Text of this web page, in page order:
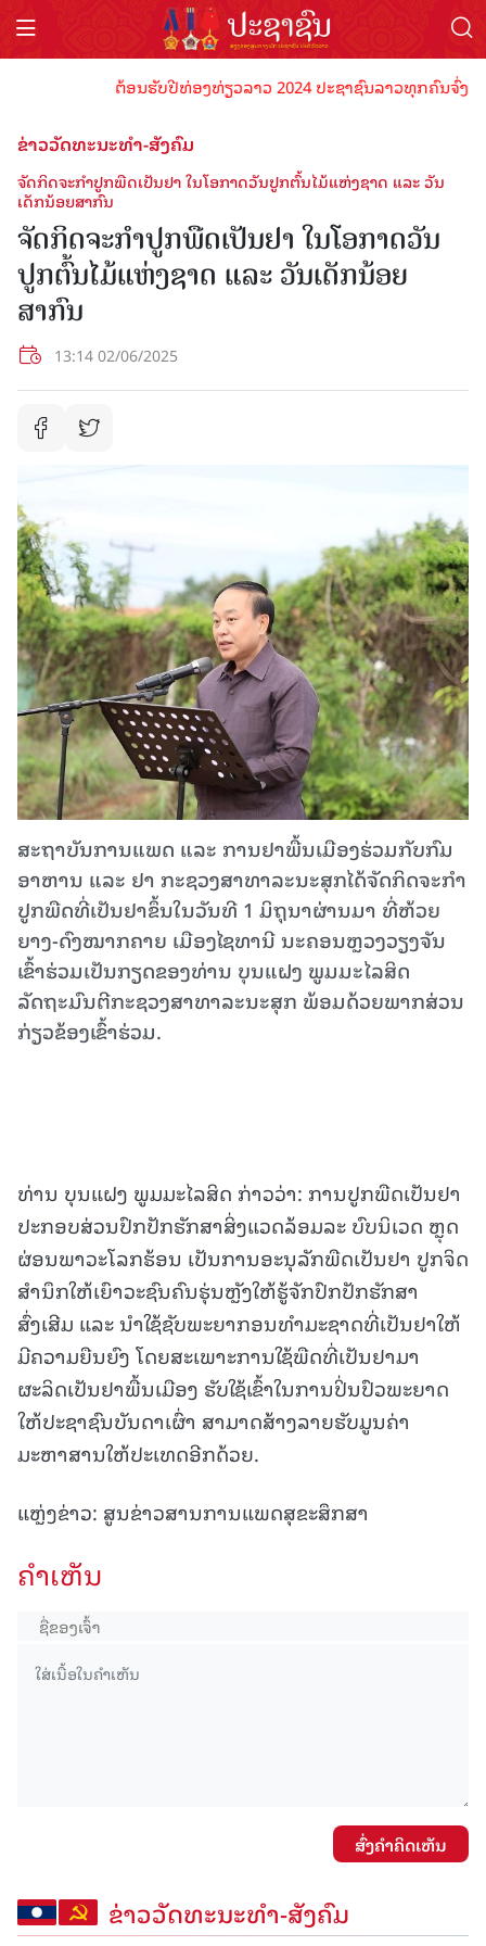
ຕ້ອນຮັບປີທ່ອງທ່ຽວລາວ 2024 ປະຊາຊົນລາວທຸກຄົນຈົ່ງພ້
ຂ່າວວັດທະນະທຳ-ສັງຄົມ
ຈັດ​ກິດ​ຈະ​ກຳ​ປູກ​ພືດ​ເປັນ​ຢາ ໃນ​ໂອ​ກາດວັນປູກຕົ້ນໄມ້ແຫ່ງຊາດ ​ແລະ ວັນ
ເດັກນ້ອຍສາກົນ
ຈັດ​ກິດ​ຈະ​ກຳ​ປູກ​ພືດ​ເປັນ​ຢາ ໃນ​ໂອ​ກາດວັນ
ປູກຕົ້ນໄມ້ແຫ່ງຊາດ ​ແລະ ວັນເດັກນ້ອຍ
ສາກົນ
13:14 02/06/2025
ສະຖາບັນການແພດ ແລະ ການຢາພື້ນເມືອງຮ່ວມກັບກົມ
ອາຫານ ແລະ ຢາ ກະຊວງສາທາລະນະສຸກໄດ້ຈັດກິດຈະກໍາ
ປູກພືດທີ່ເປັນຢາຂຶ້ນໃນວັນ​ທີ 1 ມິ​ຖຸ​ນາຜ່ານມາ ທີ່ຫ້ວຍ
ຍາງ-ດົງໝາກຄາຍ ເມືອງໄຊທານີ ນະຄອນຫຼວງວຽງຈັນ
ເຂົ້າຮ່ວມເປັນກຽດຂອງທ່ານ ບຸນແຝງ ພູມມະໄລສິດ
ລັດຖະມົນຕີກະຊວງສາທາລະນະສຸກ ພ້ອມດ້ວຍພາກສ່ວນ
ກ່ຽວຂ້ອງເຂົ້າຮ່ວມ.
ທ່ານ ບຸນແຝງ ພູມມະໄລສິດ ກ່າວວ່າ: ການປູກພືດເປັນຢາ
ປະກອບສ່ວນປົກປັກຮັກສາສິ່ງແວດລ້ອມລະ ບົບນິເວດ ຫຼຸດ
ຜ່ອນພາວະໂລກຮ້ອນ ເປັນການອະນຸລັກພືດເປັນຢາ ປູກຈິດ
ສໍານຶກໃຫ້ເຍົາວະຊົນຄົນຮຸ່ນຫຼັງໃຫ້ຮູ້ຈັກປົກປັກຮັກສາ
ສົ່ງເສີມ ແລະ ນໍາໃຊ້ຊັບພະຍາກອນທໍາມະຊາດທີ່ເປັນຢາໃຫ້
ມີຄວາມຍືນຍົງ ໂດຍສະເພາະການໃຊ້ພືດທີ່ເປັນຢາມາ
ຜະລິດເປັນຢາພື້ນເມືອງ ຮັບໃຊ້ເຂົ້າໃນການປິ່ນປົວພະຍາດ
ໃຫ້ປະຊາຊົນບັນດາເຜົ່າ ສາມາດສ້າງລາຍຮັບມູນຄ່າ
ມະຫາສານໃຫ້ປະເທດອີກດ້ວຍ.
ແຫຼ່ງຂ່າວ: ສູນຂ່າວສານການແພດສຸຂະສຶກສາ
ຄໍາເຫັນ
ສົ່ງຄໍາຄິດເຫັນ
ຂ່າວວັດທະນະທຳ-ສັງຄົມ